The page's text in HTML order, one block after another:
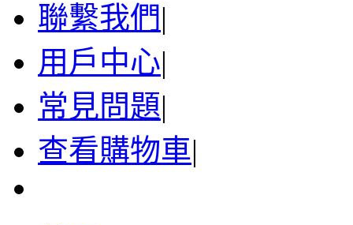
聯繫我們|
用戶中心|
常見問題|
查看購物車|